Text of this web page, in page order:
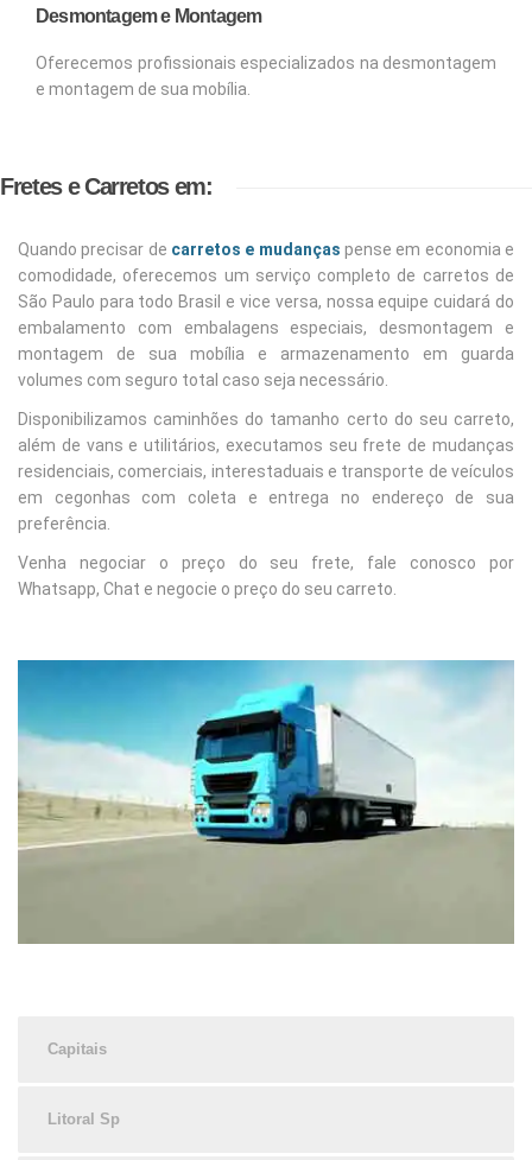
Desmontagem e Montagem
Oferecemos profissionais especializados na desmontagem
e montagem de sua mobília.
Fretes e Carretos em:
Quando precisar de carretos e mudanças pense em economia e
comodidade, oferecemos um serviço completo de carretos de
São Paulo para todo Brasil e vice versa, nossa equipe cuidará do
embalamento com embalagens especiais, desmontagem e
montagem de sua mobília e armazenamento em guarda
volumes com seguro total caso seja necessário.
Disponibilizamos caminhões do tamanho certo do seu carreto,
além de vans e utilitários, executamos seu frete de mudanças
residenciais, comerciais, interestaduais e transporte de veículos
em cegonhas com coleta e entrega no endereço de sua
preferência.
Venha negociar o preço do seu frete, fale conosco por
Whatsapp, Chat e negocie o preço do seu carreto.
Capitais
Litoral Sp